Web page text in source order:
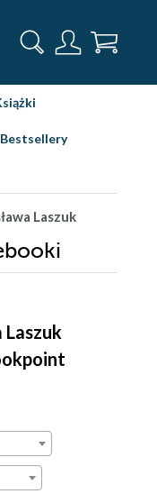
Bestsellery
Laszuk